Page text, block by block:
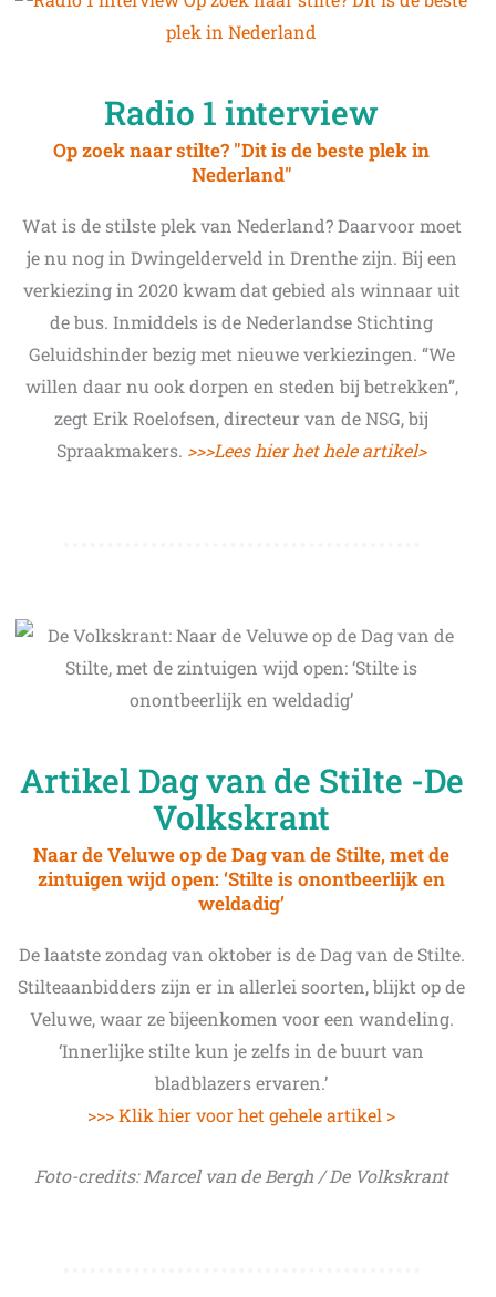
Radio 1 interview
Op zoek naar stilte? "Dit is de beste plek in
Nederland"
Wat is de stilste plek van Nederland? Daarvoor moet
je nu nog in Dwingelderveld in Drenthe zijn. Bij een
verkiezing in 2020 kwam dat gebied als winnaar uit
de bus. Inmiddels is de Nederlandse Stichting
Geluidshinder bezig met nieuwe verkiezingen. “We
willen daar nu ook dorpen en steden bij betrekken”,
zegt Erik Roelofsen, directeur van de NSG, bij
Spraakmakers. >>>Lees hier het hele artikel>
Artikel Dag van de Stilte -De
Volkskrant
Naar de Veluwe op de Dag van de Stilte, met de
zintuigen wijd open: ‘Stilte is onontbeerlijk en
weldadig’
De laatste zondag van oktober is de Dag van de Stilte.
Stilteaanbidders zijn er in allerlei soorten, blijkt op de
Veluwe, waar ze bijeenkomen voor een wandeling.
‘Innerlijke stilte kun je zelfs in de buurt van
bladblazers ­ervaren.’
>>> Klik hier voor het gehele artikel >
Foto-credits: Marcel van de Bergh / De Volkskrant